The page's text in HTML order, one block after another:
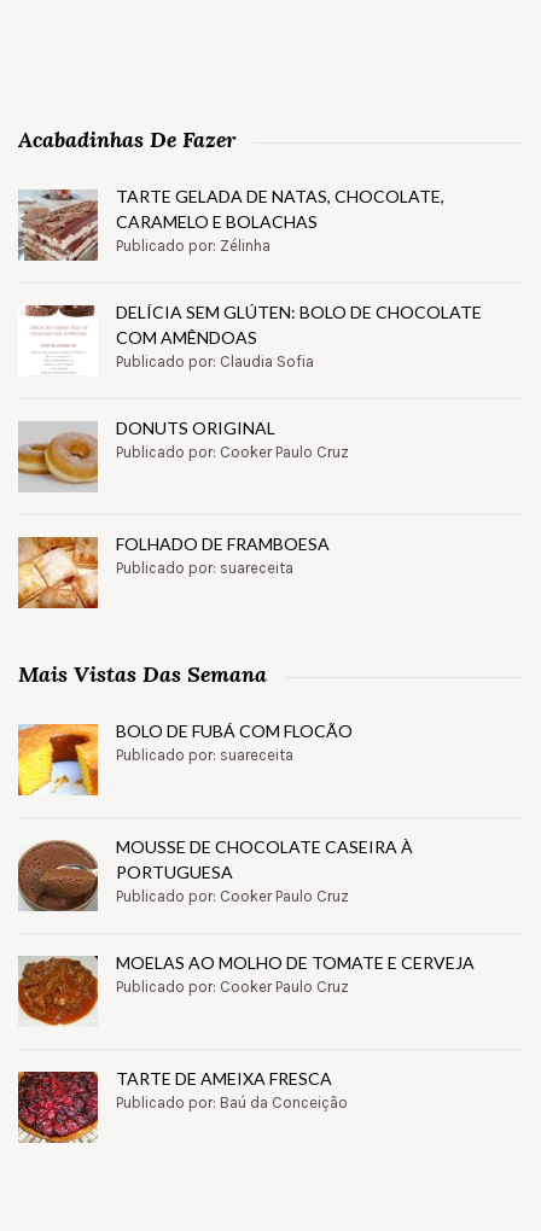
Acabadinhas De Fazer
TARTE GELADA DE NATAS, CHOCOLATE,
CARAMELO E BOLACHAS
Publicado por: Zélinha
DELÍCIA SEM GLÚTEN: BOLO DE CHOCOLATE
COM AMÊNDOAS
Publicado por: Claudia Sofia
DONUTS ORIGINAL
Publicado por: Cooker Paulo Cruz
FOLHADO DE FRAMBOESA
Publicado por: suareceita
Mais Vistas Das Semana
BOLO DE FUBÁ COM FLOCÃO
Publicado por: suareceita
MOUSSE DE CHOCOLATE CASEIRA À
PORTUGUESA
Publicado por: Cooker Paulo Cruz
MOELAS AO MOLHO DE TOMATE E CERVEJA
Publicado por: Cooker Paulo Cruz
TARTE DE AMEIXA FRESCA
Publicado por: Baú da Conceição